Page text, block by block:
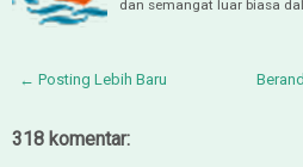
dan semangat luar biasa
← Posting Lebih Baru
318 komentar: